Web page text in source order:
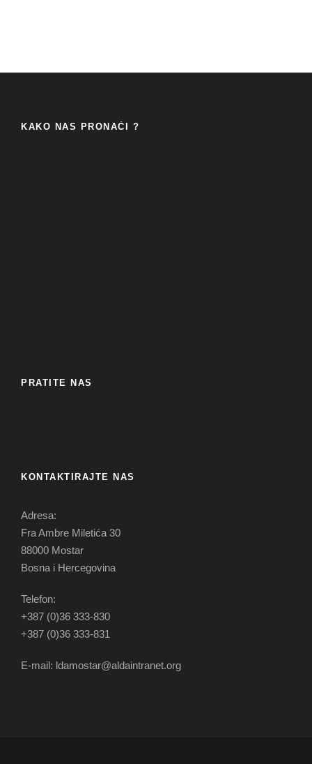
KAKO NAS PRONAĆI ?
PRATITE NAS
KONTAKTIRAJTE NAS
Adresa:
Fra Ambre Miletića 30
88000 Mostar
Bosna i Hercegovina
Telefon:
+387 (0)36 333-830
+387 (0)36 333-831
E-mail: ldamostar@aldaintranet.org